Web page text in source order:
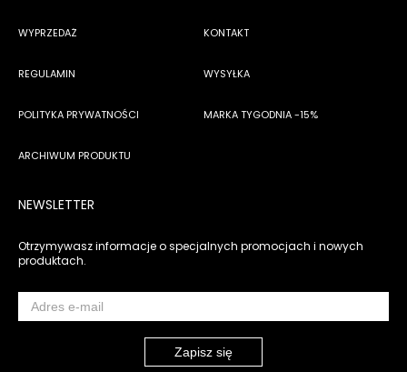
WYPRZEDAŻ KONTAKT
REGULAMIN WYSYŁKA
POLITYKA PRYWATNOŚCI MARKA TYGODNIA -15%
ARCHIWUM PRODUKTU
NEWSLETTER
Otrzymywasz informacje o specjalnych promocjach i nowych
produktach.